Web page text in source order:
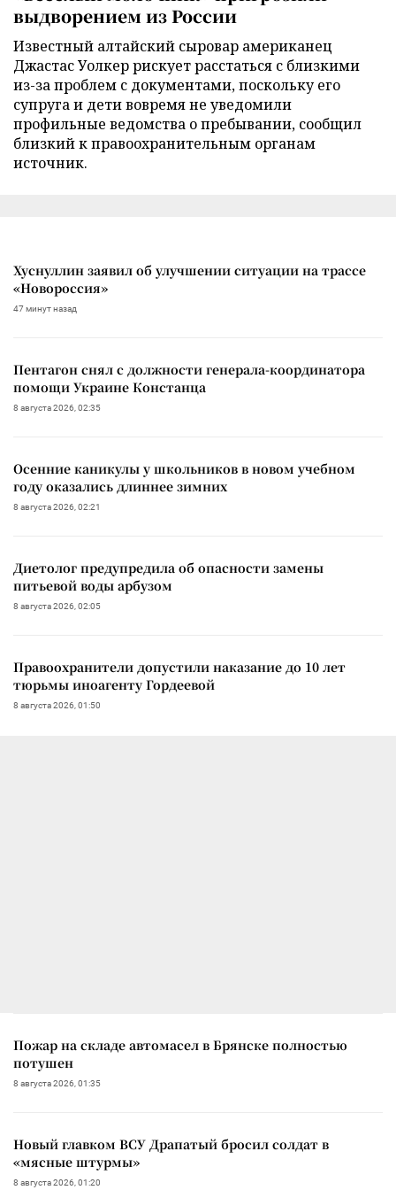
выдворением из России
Известный алтайский сыровар американец
Джастас Уолкер рискует расстаться с близкими
из-за проблем с документами, поскольку его
супруга и дети вовремя не уведомили
профильные ведомства о пребывании, сообщил
близкий к правоохранительным органам
источник.
Хуснуллин заявил об улучшении ситуации на трассе
«Новороссия»
47 минут назад
Пентагон снял с должности генерала-координатора
помощи Украине Констанца
8 августа 2026, 02:35
Осенние каникулы у школьников в новом учебном
году оказались длиннее зимних
8 августа 2026, 02:21
Диетолог предупредила об опасности замены
питьевой воды арбузом
8 августа 2026, 02:05
Правоохранители допустили наказание до 10 лет
тюрьмы иноагенту Гордеевой
8 августа 2026, 01:50
Пожар на складе автомасел в Брянске полностью
потушен
8 августа 2026, 01:35
Новый главком ВСУ Драпатый бросил солдат в
«мясные штурмы»
8 августа 2026, 01:20